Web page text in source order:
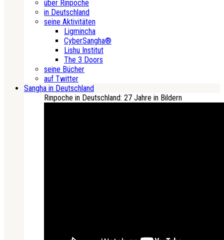
über Rinpoche
in Deutschland
seine Aktivitäten
Ligmincha
CyberSangha®
Lishu Institut
The 3 Doors
seine Bücher
auf Twitter
Sangha in Deutschland
Rinpoche in Deutschland: 27 Jahre in Bildern